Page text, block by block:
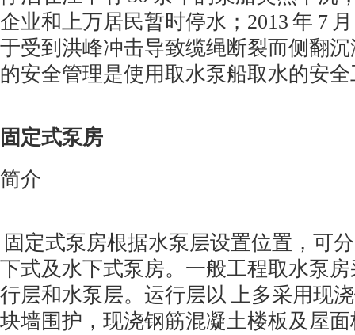
企业和上万居民暂时停水； 2013年 7
于受到洪峰冲击导致缆绳断裂而侧翻
的安全管理是使用取水泵船取水的安
固定式泵房
简介
固定式泵房根据水泵层设置位置，可
下式及水下式泵房。一般工程取水泵
行层和水泵层。运行层以 上多采用现
块墙围护，现浇钢筋混凝土楼板及屋